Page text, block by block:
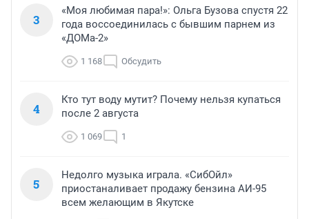
3
«Моя любимая пара!»: Ольга Бузова спустя 22
года воссоединилась с бывшим парнем из
«ДОМа-2»
1 168 Обсудить
4
Кто тут воду мутит? Почему нельзя купаться
после 2 августа
1 069 1
5
Недолго музыка играла. «СибОйл»
приостаналивает продажу бензина АИ-95
всем желающим в Якутске